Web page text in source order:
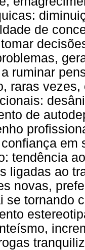
de
ruminar
raras
de
em
tendência
ligadas ao
novas,
se tornando